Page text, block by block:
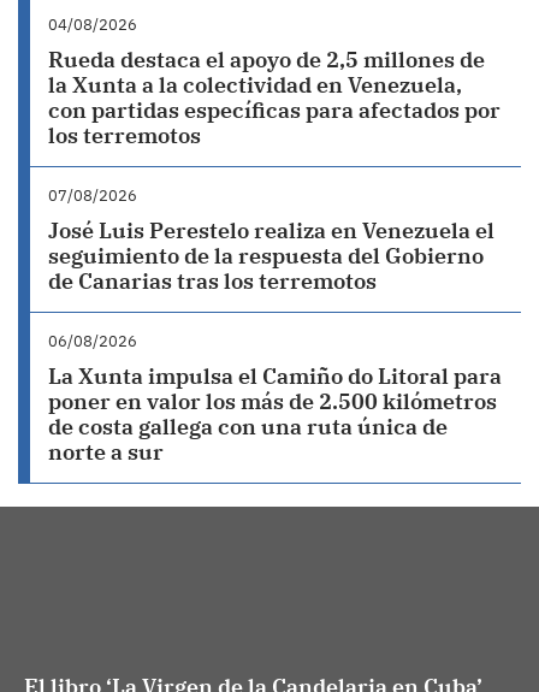
04/08/2026
Rueda destaca el apoyo de 2,5 millones de
la Xunta a la colectividad en Venezuela,
con partidas específicas para afectados por
los terremotos
07/08/2026
José Luis Perestelo realiza en Venezuela el
seguimiento de la respuesta del Gobierno
de Canarias tras los terremotos
06/08/2026
La Xunta impulsa el Camiño do Litoral para
poner en valor los más de 2.500 kilómetros
de costa gallega con una ruta única de
norte a sur